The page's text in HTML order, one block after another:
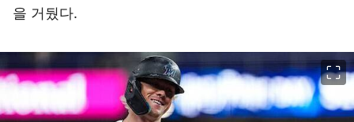
을 거뒀다.